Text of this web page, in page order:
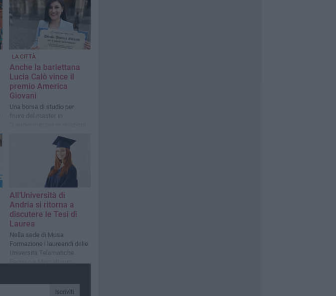
LA CITTÀ
Anche la barlettana
Lucia Calò vince il
premio America
Giovani
Una borsa di studio per
fruire del master in
All’Università di
Andria si ritorna a
discutere le Tesi di
Laurea
Nella sede di Musa
Formazione i laureandi delle
Università Telematiche
Pegaso e Mercatorum
Iscriviti